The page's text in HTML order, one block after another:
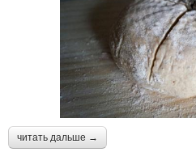
читать дальше →